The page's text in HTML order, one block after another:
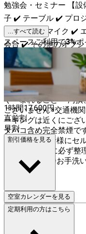
勉強会・セミナー 【設備・備品】 ✔️ トイレ(男女別々) ✔️ 椅
子 ✔️ テーブル ✔️ プロ
ェクター ✔️ マイク ✔️
会台 ✔️ その他のオプション ✨心地よい空間で、
る時間を過ごすことができます✨ 👍ご予
禁止事項 近隣への配慮
飲酒、食事禁止※お菓
・スペース外（入り口
ぐ・暴れること ・汚
ございません※交通機
ーキングは近くにござ
タバコ含め完全禁煙で
い。 ※ご利用者様にセルフクリーニングをお願いしておりま
す。ご退室前に必ず
し上げます。 ※お手洗
ございます。
...すべて読む
スペースご利用で3%ポ
1時間17,600円
直前割
早割
割引価格を見る
空室カレンダーを見る
定期利用の方はこちら